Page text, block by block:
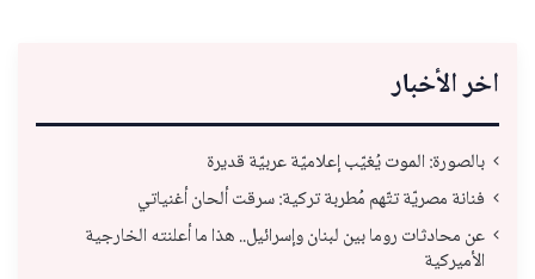
اخر الأخبار
بالصورة: الموت يُغيّب إعلاميّة عربيّة قديرة
فنانة مصريّة تتّهم مُطربة تركية: سرقت ألحان أغنياتي
عن محادثات روما بين لبنان وإسرائيل.. هذا ما أعلنته الخارجية
الأميركية